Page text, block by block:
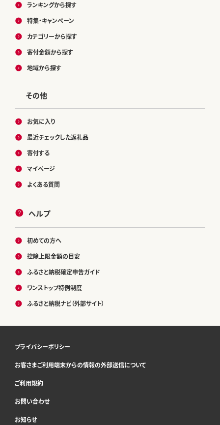
ランキングから探す
特集・キャンペーン
カテゴリーから探す
寄付金額から探す
地域から探す
その他
お気に入り
最近チェックした返礼品
寄付する
マイページ
よくある質問
ヘルプ
初めての方へ
控除上限金額の目安
ふるさと納税確定申告ガイド
ワンストップ特例制度
ふるさと納税ナビ（外部サイト）
プライバシーポリシー
お客さまご利用端末からの情報の外部送信について
ご利用規約
お問い合わせ
お知らせ